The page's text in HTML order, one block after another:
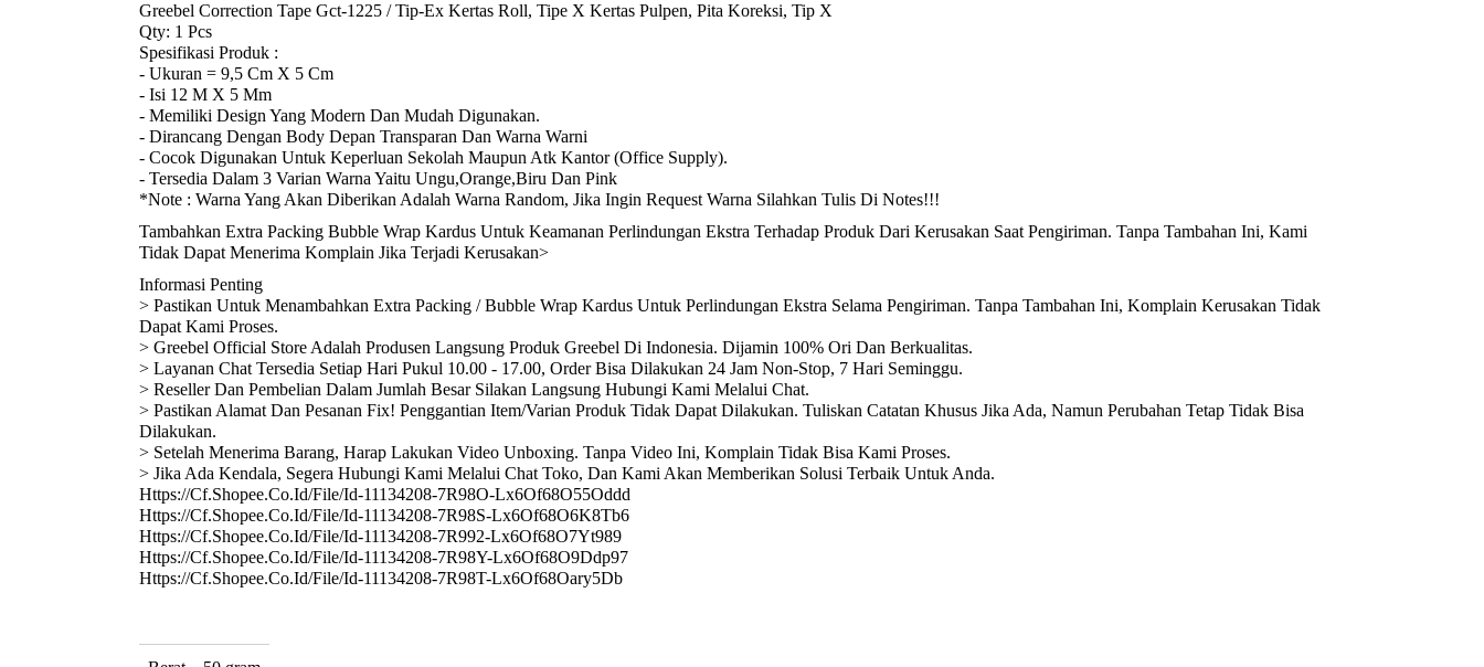
Greebel Correction Tape Gct-1225 / Tip-Ex Kertas Roll, Tipe X Kertas Pulpen, Pita Koreksi, Tip X
Qty: 1 Pcs
Spesifikasi Produk :
- Ukuran = 9,5 Cm X 5 Cm
- Isi 12 M X 5 Mm
- Memiliki Design Yang Modern Dan Mudah Digunakan.
- Dirancang Dengan Body Depan Transparan Dan Warna Warni
- Cocok Digunakan Untuk Keperluan Sekolah Maupun Atk Kantor (Office Supply).
- Tersedia Dalam 3 Varian Warna Yaitu Ungu,Orange,Biru Dan Pink
*Note : Warna Yang Akan Diberikan Adalah Warna Random, Jika Ingin Request Warna Silahkan Tulis Di Notes!!!
️Tambahkan Extra Packing Bubble Wrap Kardus Untuk Keamanan Perlindungan Ekstra Terhadap Produk Dari Kerusakan Saat Pengiriman. Tanpa Tambahan Ini, Kami
Tidak Dapat Menerima Komplain Jika Terjadi Kerusakan>
Informasi Penting
> Pastikan Untuk Menambahkan Extra Packing / Bubble Wrap Kardus Untuk Perlindungan Ekstra Selama Pengiriman. Tanpa Tambahan Ini, Komplain Kerusakan Tidak
Dapat Kami Proses.
> Greebel Official Store Adalah Produsen Langsung Produk Greebel Di Indonesia. Dijamin 100% Ori Dan Berkualitas.
> Layanan Chat Tersedia Setiap Hari Pukul 10.00 - 17.00, Order Bisa Dilakukan 24 Jam Non-Stop, 7 Hari Seminggu.
> Reseller Dan Pembelian Dalam Jumlah Besar Silakan Langsung Hubungi Kami Melalui Chat.
> Pastikan Alamat Dan Pesanan Fix! Penggantian Item/Varian Produk Tidak Dapat Dilakukan. Tuliskan Catatan Khusus Jika Ada, Namun Perubahan Tetap Tidak Bisa
Dilakukan.
> Setelah Menerima Barang, Harap Lakukan Video Unboxing. Tanpa Video Ini, Komplain Tidak Bisa Kami Proses.
> Jika Ada Kendala, Segera Hubungi Kami Melalui Chat Toko, Dan Kami Akan Memberikan Solusi Terbaik Untuk Anda.
Https://Cf.Shopee.Co.Id/File/Id-11134208-7R98O-Lx6Of68O55Oddd
Https://Cf.Shopee.Co.Id/File/Id-11134208-7R98S-Lx6Of68O6K8Tb6
Https://Cf.Shopee.Co.Id/File/Id-11134208-7R992-Lx6Of68O7Yt989
Https://Cf.Shopee.Co.Id/File/Id-11134208-7R98Y-Lx6Of68O9Ddp97
Https://Cf.Shopee.Co.Id/File/Id-11134208-7R98T-Lx6Of68Oary5Db